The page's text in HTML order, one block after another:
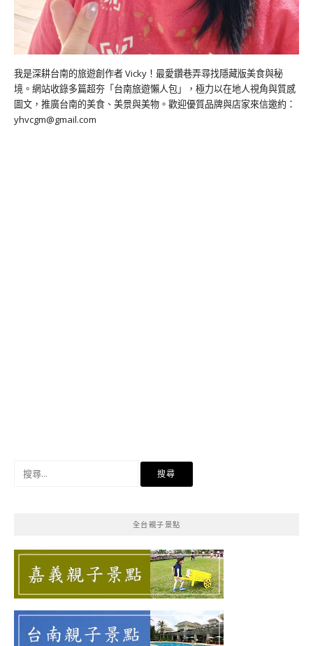
我是深耕台南的旅遊創作者 Vicky！最愛鑽巷弄尋找隱藏版美食與秘
境。網站收錄多篇超夯「台南旅遊懶人包」，極力以在地人視角與質感
圖文，推廣台南的美食、美景與美物。歡迎優質品牌與店家來信邀約：
yhvcgm@gmail.com
全台親子景點